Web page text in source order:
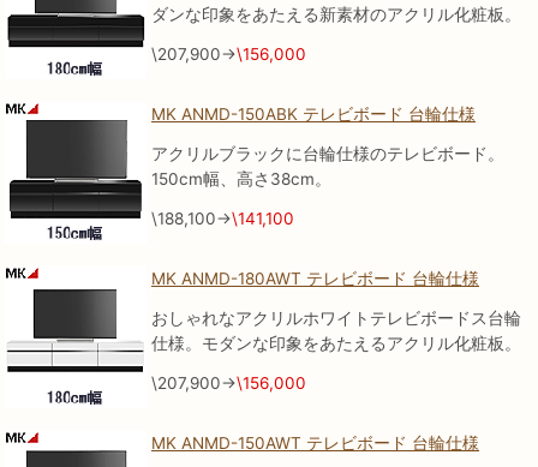
ダンな印象をあたえる新素材のアクリル化粧板。
\207,900→\156,000
MK ANMD-150ABK テレビボード 台輪仕様
アクリルブラックに台輪仕様のテレビボード。
150cm幅、高さ38cm。
\188,100→\141,100
MK ANMD-180AWT テレビボード 台輪仕様
おしゃれなアクリルホワイトテレビボードス台輪
仕様。モダンな印象をあたえるアクリル化粧板。
\207,900→\156,000
MK ANMD-150AWT テレビボード 台輪仕様